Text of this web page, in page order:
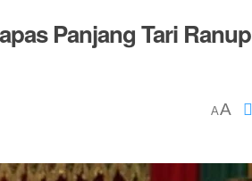
Panjang Tari Ranup
AA